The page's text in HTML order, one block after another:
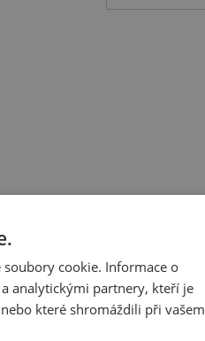
cookie. Informace o
analytickými partnery, kteří je
které shromáždili při vašem